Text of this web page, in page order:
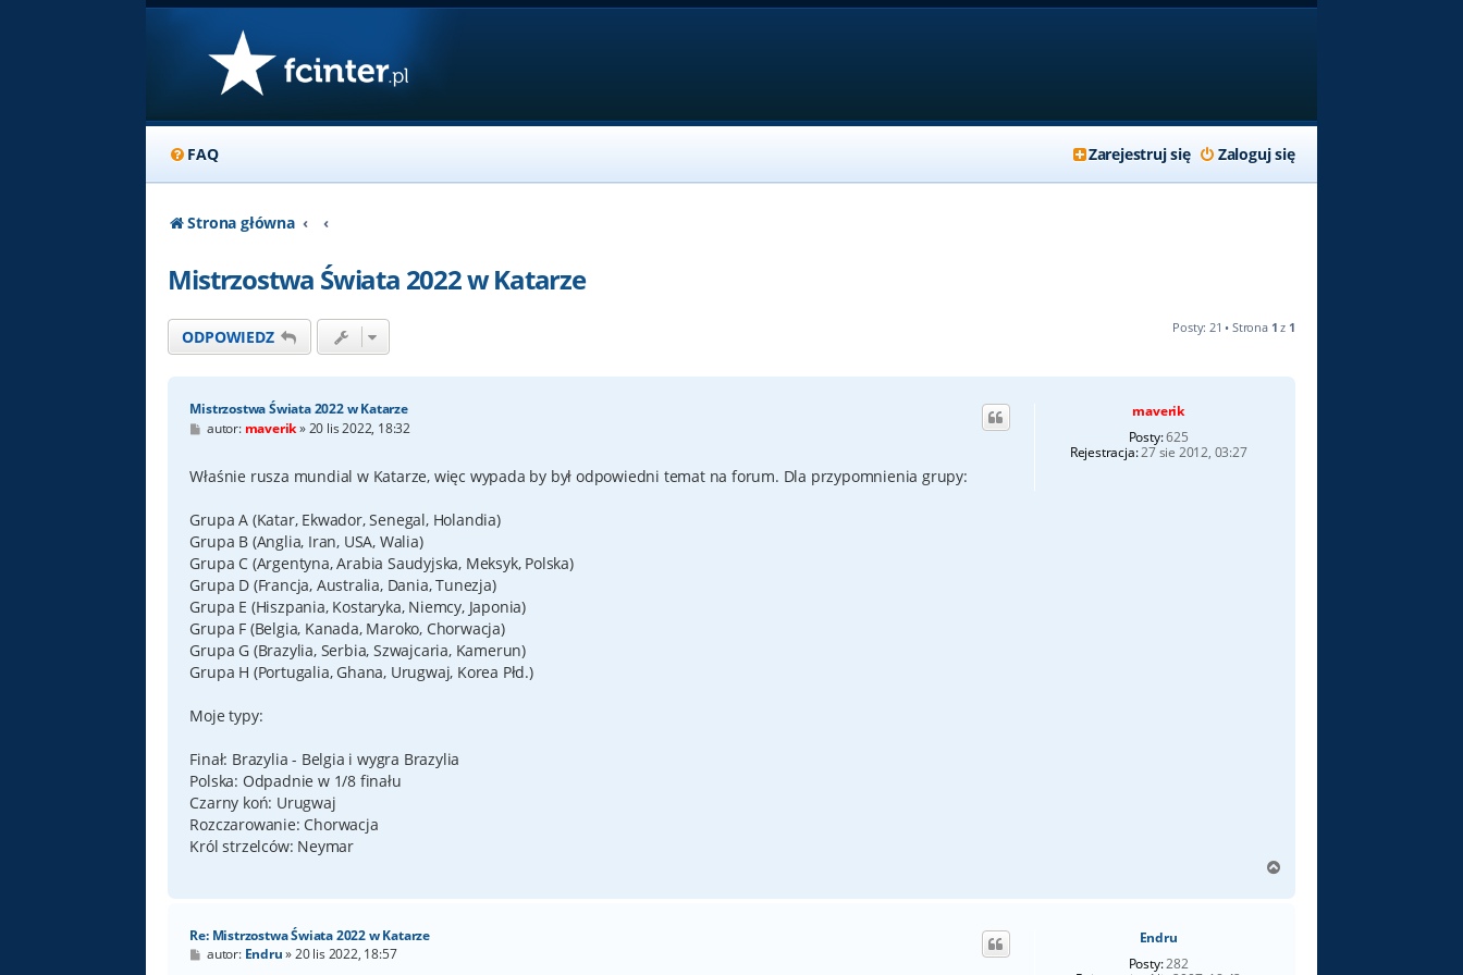
FAQ Zaloguj się
Zarejestruj się
Strona główna
Mistrzostwa Świata 2022 w Katarze
ODPOWIEDZ Posty: 21 • Strona 1 z 1
maverik
Posty:625
Rejestracja:27 sie 2012, 03:27
Mistrzostwa Świata 2022 w Katarze
P
t
autor: maverik»20 lis 2022, 18:32
Właśnie rusza mundial w Katarze, więc wypada by był odpowiedni temat na forum. Dla przypomnienia grupy:
Grupa A (Katar, Ekwador, Senegal, Holandia)
Grupa B (Anglia, Iran, USA, Walia)
Grupa C (Argentyna, Arabia Saudyjska, Meksyk, Polska)
Grupa D (Francja, Australia, Dania, Tunezja)
Grupa E (Hiszpania, Kostaryka, Niemcy, Japonia)
Grupa F (Belgia, Kanada, Maroko, Chorwacja)
Grupa G (Brazylia, Serbia, Szwajcaria, Kamerun)
Grupa H (Portugalia, Ghana, Urugwaj, Korea Płd.)
Moje typy:
Finał: Brazylia - Belgia i wygra Brazylia
Polska: Odpadnie w 1/8 finału
Czarny koń: Urugwaj
Rozczarowanie: Chorwacja
Król strzelców: Neymar
g
Endru
Posty:282
Re: Mistrzostwa Świata 2022 w Katarze
Pautor: Endru»20 lis 2022, 18:57